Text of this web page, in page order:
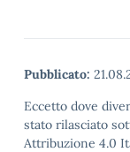
Pubblicato:
Eccetto dove
stato rilasciato
Attribuzione 4.0